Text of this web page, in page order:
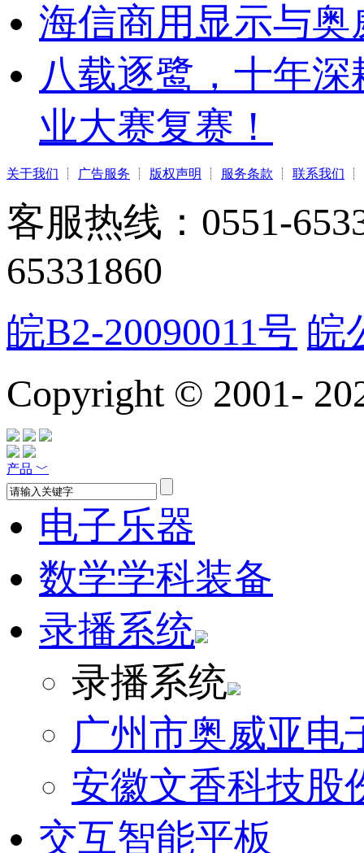
海信商用显示与
八载逐鹭，十年
业大赛复赛！
关于我们 ┊ 广告服务 ┊ 版权声明 ┊ 服务条款 ┊ 联系我们 ┊
客服热线：0551-
65331860
皖B2-20090011号 皖
Copyright © 2001-
产品 ﹀
电子乐器
数学学科装备
录播系统
录播系统
广州市奥威亚电
安徽文香科技股
交互智能平板